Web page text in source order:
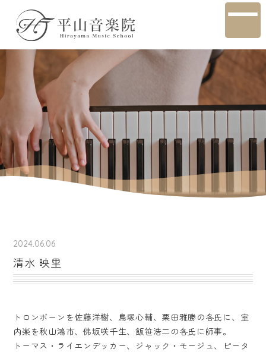
2024.06.06
清水 映里
トロンボーンを佐藤洋樹、鳥塚心輔、栗田雅勝の各氏に、室
内楽を秋山鴻市、佛坂咲千生、飯笹浩二の各氏に師事。
トーマス・ライエンデッカー、ジャック・モージュ、ピータ